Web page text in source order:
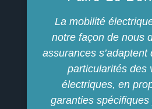
La mobilité
notre façon de nous
assurances
particularités des
électriques, en
garanties